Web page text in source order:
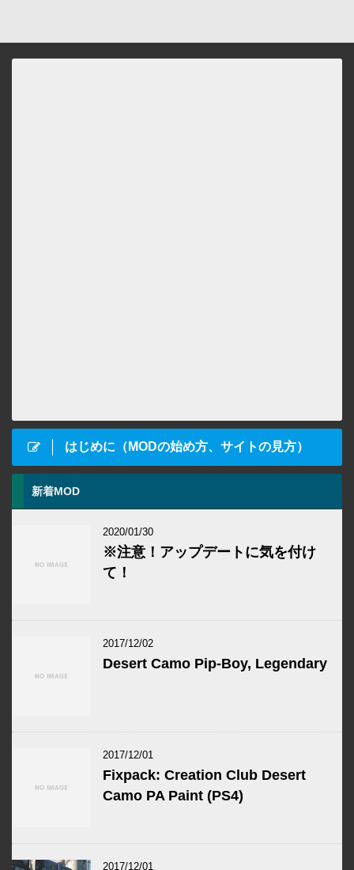
はじめに（MODの始め方、サイトの見方）
新着MOD
2020/01/30
※注意！アップデートに気を付け
て！
2017/12/02
Desert Camo Pip-Boy, Legendary
2017/12/01
Fixpack: Creation Club Desert
Camo PA Paint (PS4)
2017/12/01